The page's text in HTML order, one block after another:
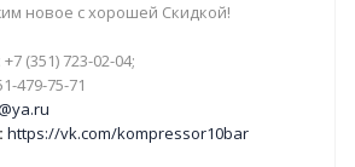
новое с хорошей Скидкой!
+7 (351) 723-02-04;
479-75-71
https://vk.com/kompressor10bar